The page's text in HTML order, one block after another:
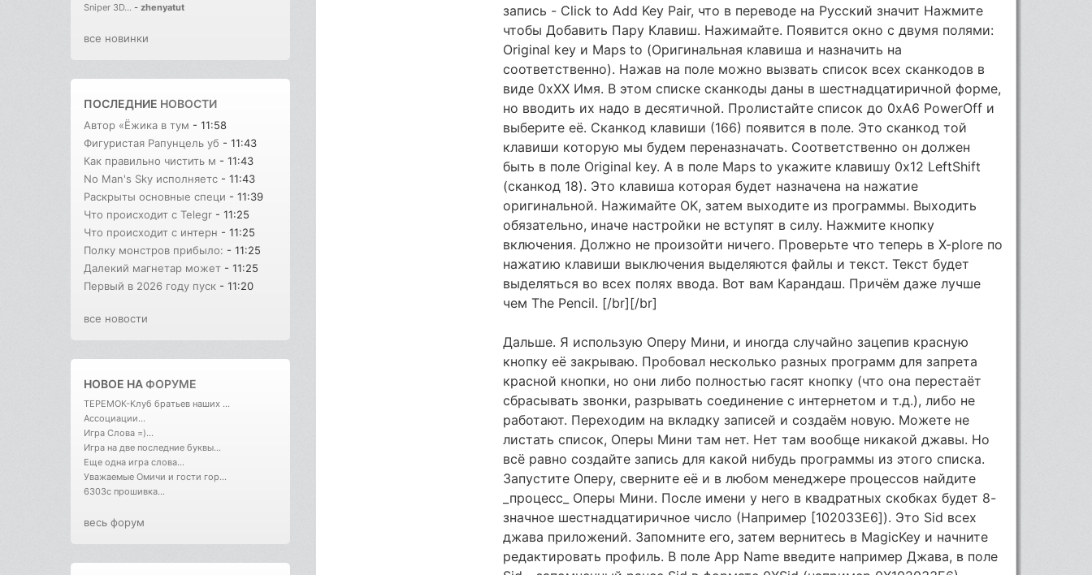
Sniper 3D... - zhenyatut
все новинки
ПОСЛЕДНИЕ НОВОСТИ
Автор «Ёжика в тум - 11:58
Фигуристая Рапунцель уб - 11:43
Как правильно чистить м - 11:43
No Man's Sky исполняетс - 11:43
Раскрыты основные специ - 11:39
Что происходит с Telegr - 11:25
Что происходит с интерн - 11:25
Полку монстров прибыло: - 11:25
Далекий магнетар может - 11:25
Первый в 2026 году пуск - 11:20
все новости
НОВОЕ НАФОРУМЕ
ТЕРЕМОК-Клуб братьев наших ...
Ассоциации...
Игра Слова =)...
Игра на две последние буквы...
Еще одна игра слова...
Уважаемые Омичи и гости гор...
6303с прошивка...
весь форум
запись - Click to Add Key Pair, что в переводе на Русский значит Нажмите
чтобы Добавить Пару Клавиш. Нажимайте. Появится окно с двумя полями:
Original key и Maps to (Оригинальная клавиша и назначить на
соответственно). Нажав на поле можно вызвать список всех сканкодов в
виде 0xXX Имя. В этом списке сканкоды даны в шестнадцатиричной форме,
но вводить их надо в десятичной. Пролистайте список до 0xA6 PowerOff и
выберите её. Сканкод клавиши (166) появится в поле. Это сканкод той
клавиши которую мы будем переназначать. Соответственно он должен
быть в поле Original key. А в поле Maps to укажите клавишу 0x12 LeftShift
(сканкод 18). Это клавиша которая будет назначена на нажатие
оригинальной. Нажимайте OK, затем выходите из программы. Выходить
обязательно, иначе настройки не вступят в силу. Нажмите кнопку
включения. Должно не произойти ничего. Проверьте что теперь в X-plore по
нажатию клавиши выключения выделяются файлы и текст. Текст будет
выделяться во всех полях ввода. Вот вам Карандаш. Причём даже лучше
чем The Pencil. [/br][/br]
Дальше. Я использую Оперу Мини, и иногда случайно зацепив красную
кнопку её закрываю. Пробовал несколько разных программ для запрета
красной кнопки, но они либо полностью гасят кнопку (что она перестаёт
сбрасывать звонки, разрывать соединение с интернетом и т.д.), либо не
работают. Переходим на вкладку записей и создаём новую. Можете не
листать список, Оперы Мини там нет. Нет там вообще никакой джавы. Но
всё равно создайте запись для какой нибудь программы из этого списка.
Запустите Оперу, сверните её и в любом менеджере процессов найдите
_процесс_ Оперы Мини. После имени у него в квадратных скобках будет 8-
значное шестнадцатиричное число (Например [102033E6]). Это Sid всех
джава приложений. Запомните его, затем вернитесь в MagicKey и начните
редактировать профиль. В поле App Name введите например Джава, в поле